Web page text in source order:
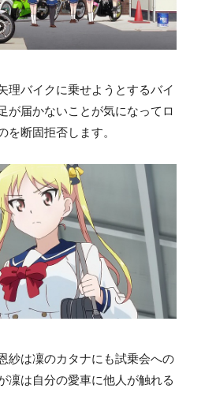
理バイクに乗せようとするバイ
が届かないことが気になってロ
を断固拒否します。
紗は凜のカタナにも試乗会への
凜は自分の愛車に他人が触れる